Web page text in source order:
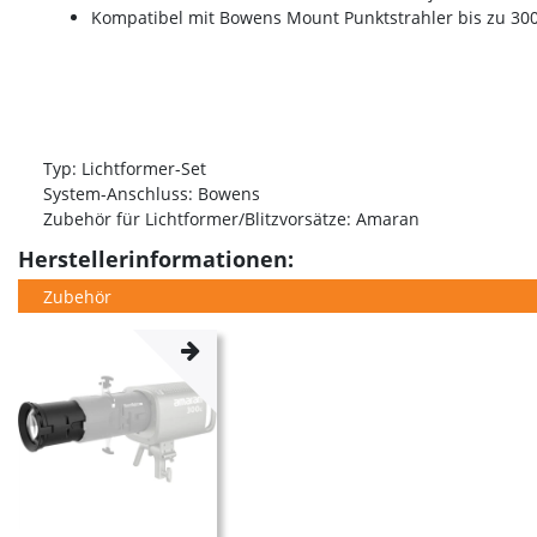
Kompatibel mit Bowens Mount Punktstrahler bis zu
Typ: Lichtformer-Set
System-Anschluss: Bowens
Zubehör für Lichtformer/Blitzvorsätze: Amaran
Herstellerinformationen:
Zubehör